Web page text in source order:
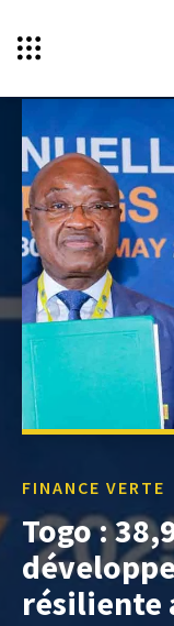
FINANCE VERTE
Togo :
résiliente